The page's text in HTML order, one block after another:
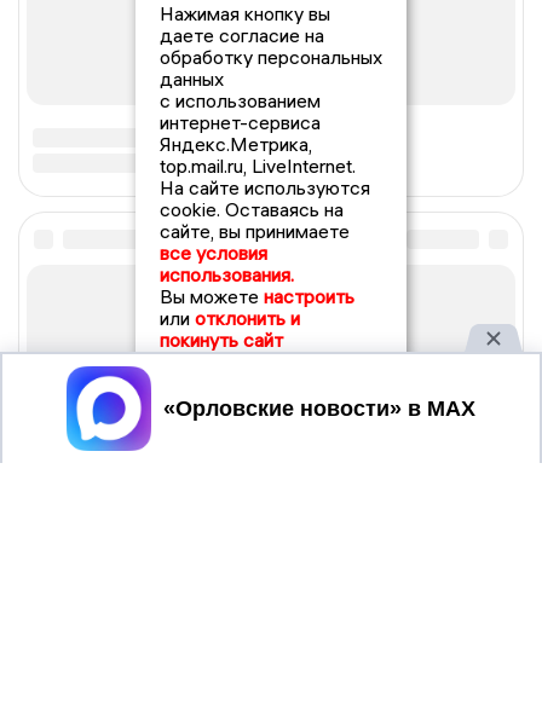
Нажимая кнопку вы
даете согласие на
обработку персональных
данных
с использованием
интернет-сервиса
Яндекс.Метрика,
top.mail.ru, LiveInternet.
На сайте используются
cookie. Оставаясь на
сайте, вы принимаете
все условия
использования.
Вы можете настроить
или отклонить и
покинуть сайт
Принять